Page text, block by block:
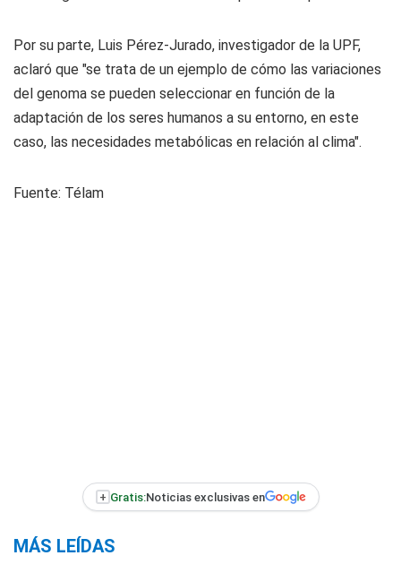
Por su parte, Luis Pérez-Jurado, investigador de la UPF,
aclaró que "se trata de un ejemplo de cómo las variaciones
del genoma se pueden seleccionar en función de la
adaptación de los seres humanos a su entorno, en este
caso, las necesidades metabólicas en relación al clima".
Fuente: Télam
+ Gratis:Noticias exclusivas en
MÁS LEÍDAS